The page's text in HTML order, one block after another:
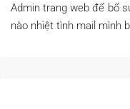
Admin trang web để bổ
nào nhiệt tình mail mình